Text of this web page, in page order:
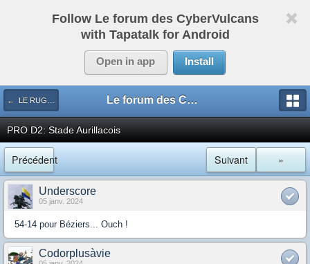
Follow Le forum des CyberVulcans
with Tapatalk for Android
Open in app Install
← LE RUGBY DE CHEZ NOUS Le forum des CyberVulcans
PRO D2: Stade Aurillacois
Précédent »
Suivant
Underscore
05 janv. 2024
54-14 pour Béziers... Ouch !
Codorplusàvie